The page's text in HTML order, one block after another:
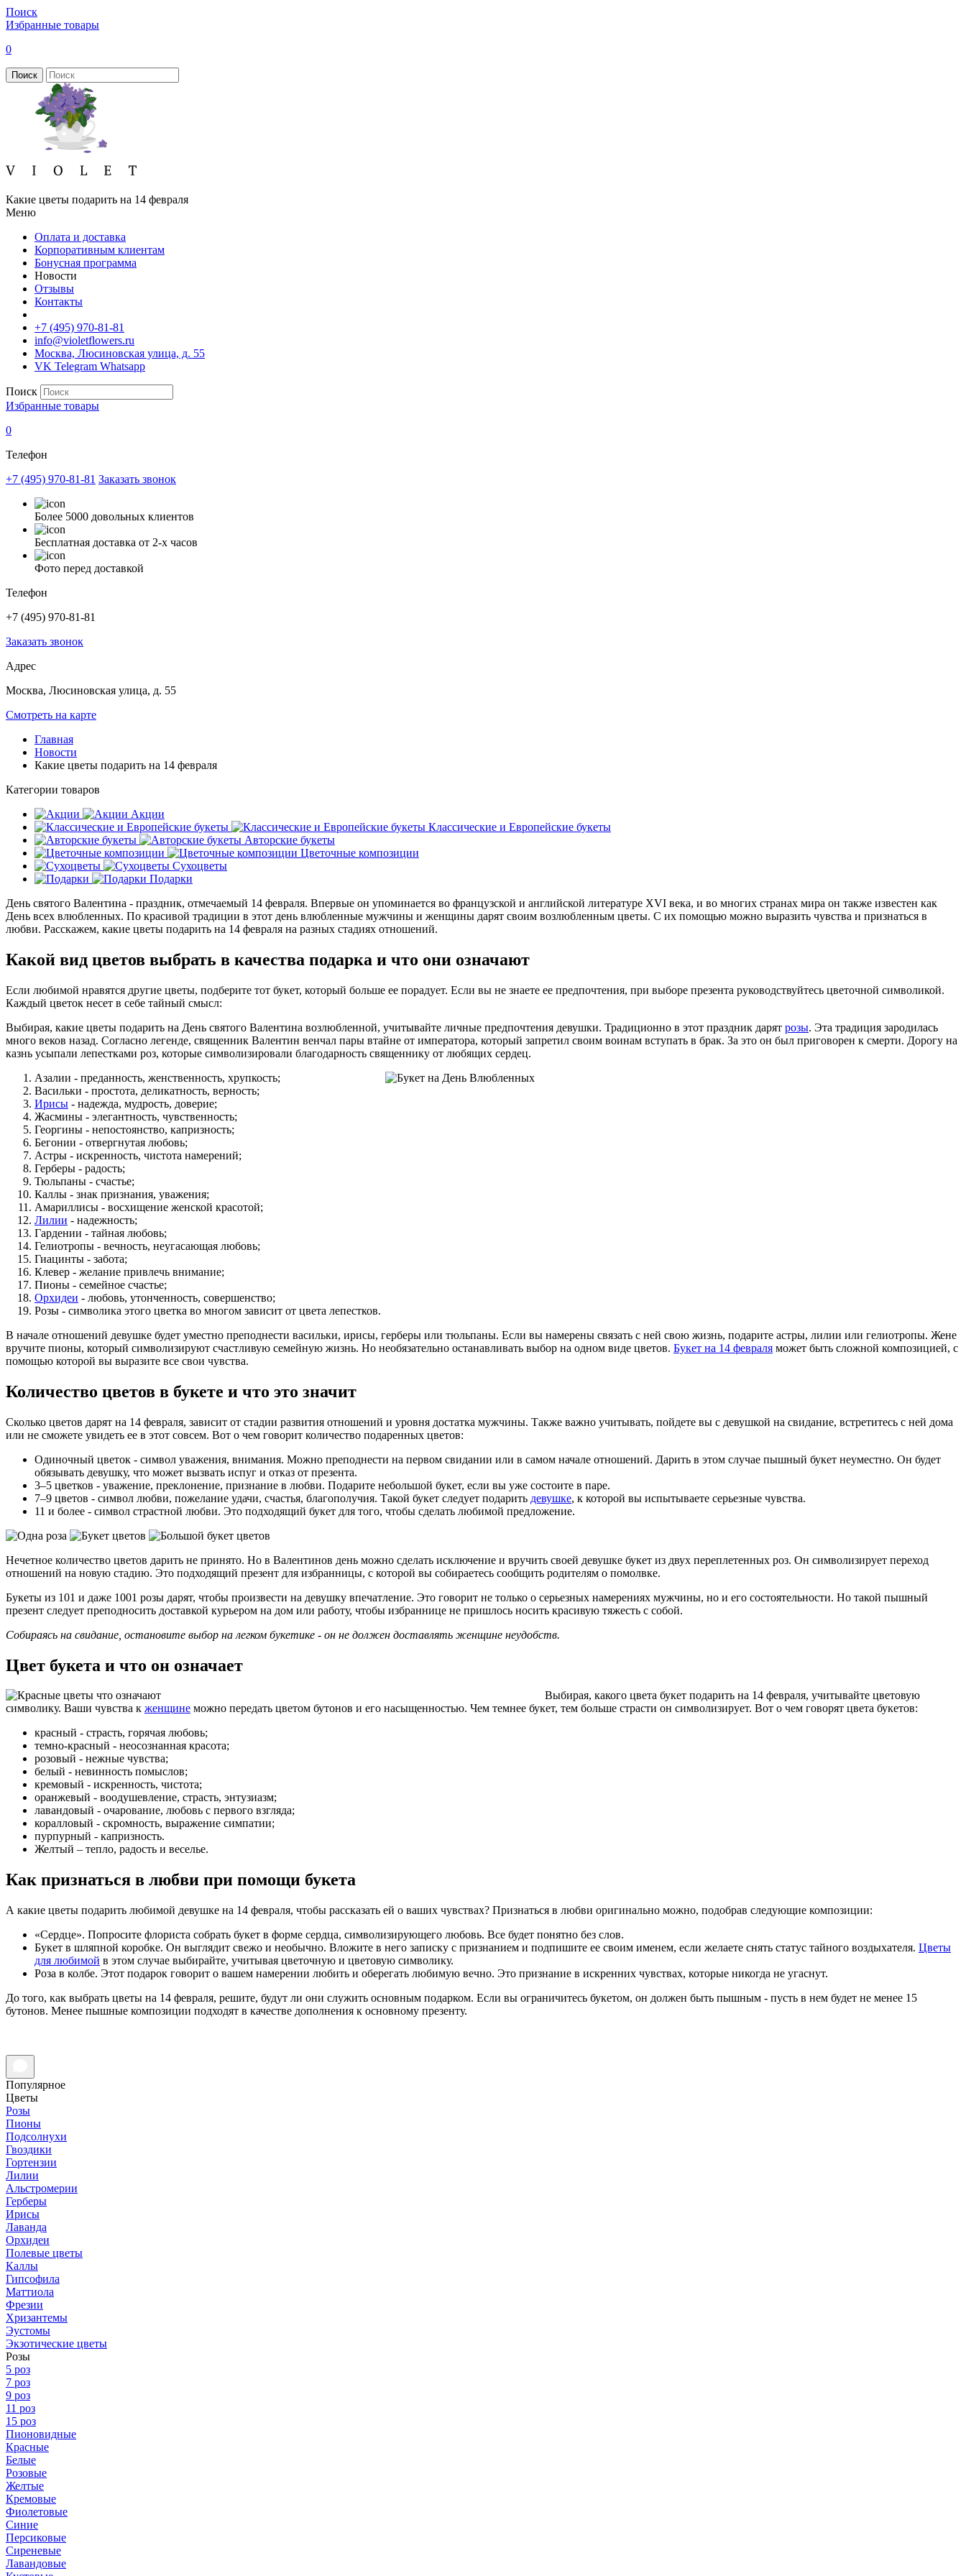
Поиск
Избранные товары
0
Поиск
Какие цветы подарить на 14 февраля
Меню
Оплата и доставка
Корпоративным клиентам
Бонусная программа
Новости
Отзывы
Контакты
+7 (495) 970-81-81
info@violetflowers.ru
Москва, Люсиновская улица, д. 55
VK Telegram Whatsapp
Поиск
Избранные товары
0
Телефон
+7 (495) 970-81-81 Заказать звонок
Более 5000 довольных клиентов
Бесплатная доставка от 2-х часов
Фото перед доставкой
Телефон
+7 (495) 970-81-81
Заказать звонок
Адрес
Москва, Люсиновская улица, д. 55
Смотреть на карте
Главная
Новости
Какие цветы подарить на 14 февраля
Категории товаров
Акции
Классические и Европейские букеты
Авторские букеты
Цветочные композиции
Сухоцветы
Подарки
День святого Валентина - праздник, отмечаемый 14 февраля. Впервые он упоминается во французской и английской литературе XVI века, и во многих странах мира он также известен как
День всех влюбленных. По красивой традиции в этот день влюбленные мужчины и женщины дарят своим возлюбленным цветы. С их помощью можно выразить чувства и признаться в
любви. Расскажем, какие цветы подарить на 14 февраля на разных стадиях отношений.
Какой вид цветов выбрать в качества подарка и что они означают
Если любимой нравятся другие цветы, подберите тот букет, который больше ее порадует. Если вы не знаете ее предпочтения, при выборе презента руководствуйтесь цветочной символикой.
Каждый цветок несет в себе тайный смысл:
Выбирая, какие цветы подарить на День святого Валентина возлюбленной, учитывайте личные предпочтения девушки. Традиционно в этот праздник дарят розы. Эта традиция зародилась
много веков назад. Согласно легенде, священник Валентин венчал пары втайне от императора, который запретил своим воинам вступать в брак. За это он был приговорен к смерти. Дорогу на
казнь усыпали лепестками роз, которые символизировали благодарность священнику от любящих сердец.
Азалии - преданность, женственность, хрупкость;
Васильки - простота, деликатность, верность;
Ирисы - надежда, мудрость, доверие;
Жасмины - элегантность, чувственность;
Георгины - непостоянство, капризность;
Бегонии - отвергнутая любовь;
Астры - искренность, чистота намерений;
Герберы - радость;
Тюльпаны - счастье;
Каллы - знак признания, уважения;
Амариллисы - восхищение женской красотой;
Лилии - надежность;
Гардении - тайная любовь;
Гелиотропы - вечность, неугасающая любовь;
Гиацинты - забота;
Клевер - желание привлечь внимание;
Пионы - семейное счастье;
Орхидеи - любовь, утонченность, совершенство;
Розы - символика этого цветка во многом зависит от цвета лепестков.
В начале отношений девушке будет уместно преподнести васильки, ирисы, герберы или тюльпаны. Если вы намерены связать с ней свою жизнь, подарите астры, лилии или гелиотропы. Жене
вручите пионы, который символизируют счастливую семейную жизнь. Но необязательно останавливать выбор на одном виде цветов. Букет на 14 февраля может быть сложной композицией, с
помощью которой вы выразите все свои чувства.
Количество цветов в букете и что это значит
Сколько цветов дарят на 14 февраля, зависит от стадии развития отношений и уровня достатка мужчины. Также важно учитывать, пойдете вы с девушкой на свидание, встретитесь с ней дома
или не сможете увидеть ее в этот совсем. Вот о чем говорит количество подаренных цветов:
Одиночный цветок - символ уважения, внимания. Можно преподнести на первом свидании или в самом начале отношений. Дарить в этом случае пышный букет неуместно. Он будет
обязывать девушку, что может вызвать испуг и отказ от презента.
3–5 цветков - уважение, преклонение, признание в любви. Подарите небольшой букет, если вы уже состоите в паре.
7–9 цветов - символ любви, пожелание удачи, счастья, благополучия. Такой букет следует подарить девушке, к которой вы испытываете серьезные чувства.
11 и более - символ страстной любви. Это подходящий букет для того, чтобы сделать любимой предложение.
Нечетное количество цветов дарить не принято. Но в Валентинов день можно сделать исключение и вручить своей девушке букет из двух переплетенных роз. Он символизирует переход
отношений на новую стадию. Это подходящий презент для избранницы, с которой вы собираетесь сообщить родителям о помолвке.
Букеты из 101 и даже 1001 розы дарят, чтобы произвести на девушку впечатление. Это говорит не только о серьезных намерениях мужчины, но и его состоятельности. Но такой пышный
презент следует преподносить доставкой курьером на дом или работу, чтобы избраннице не пришлось носить красивую тяжесть с собой.
Собираясь на свидание, остановите выбор на легком букетике - он не должен доставлять женщине неудобств.
Цвет букета и что он означает
Выбирая, какого цвета букет подарить на 14 февраля, учитывайте цветовую
символику. Ваши чувства к женщине можно передать цветом бутонов и его насыщенностью. Чем темнее букет, тем больше страсти он символизирует. Вот о чем говорят цвета букетов:
красный - страсть, горячая любовь;
темно-красный - неосознанная красота;
розовый - нежные чувства;
белый - невинность помыслов;
кремовый - искренность, чистота;
оранжевый - воодушевление, страсть, энтузиазм;
лавандовый - очарование, любовь с первого взгляда;
коралловый - скромность, выражение симпатии;
пурпурный - капризность.
Желтый – тепло, радость и веселье.
Как признаться в любви при помощи букета
А какие цветы подарить любимой девушке на 14 февраля, чтобы рассказать ей о ваших чувствах? Признаться в любви оригинально можно, подобрав следующие композиции:
«Сердце». Попросите флориста собрать букет в форме сердца, символизирующего любовь. Все будет понятно без слов.
Букет в шляпной коробке. Он выглядит свежо и необычно. Вложите в него записку с признанием и подпишите ее своим именем, если желаете снять статус тайного воздыхателя. Цветы
для любимой в этом случае выбирайте, учитывая цветочную и цветовую символику.
Роза в колбе. Этот подарок говорит о вашем намерении любить и оберегать любимую вечно. Это признание в искренних чувствах, которые никогда не угаснут.
До того, как выбрать цветы на 14 февраля, решите, будут ли они служить основным подарком. Если вы ограничитесь букетом, он должен быть пышным - пусть в нем будет не менее 15
бутонов. Менее пышные композиции подходят в качестве дополнения к основному презенту.
Популярное
Цветы
Розы
Пионы
Подсолнухи
Гвоздики
Гортензии
Лилии
Альстромерии
Герберы
Ирисы
Лаванда
Орхидеи
Полевые цветы
Каллы
Гипсофила
Маттиола
Фрезии
Хризантемы
Эустомы
Экзотические цветы
Розы
5 роз
7 роз
9 роз
11 роз
15 роз
Пионовидные
Красные
Белые
Розовые
Желтые
Кремовые
Фиолетовые
Синие
Персиковые
Сиреневые
Лавандовые